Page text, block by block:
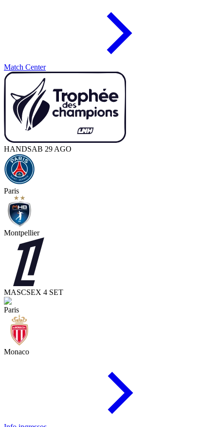
Match Center
HANDSAB 29 AGO
Paris
Montpellier
MASCSEX 4 SET
Paris
Monaco